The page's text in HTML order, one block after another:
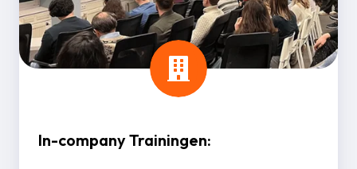
In-company Trainingen: